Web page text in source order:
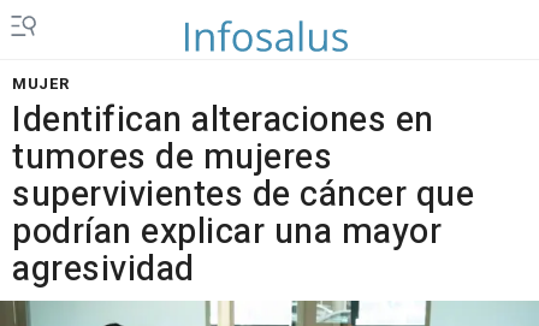
MUJER
Identifican alteraciones en
tumores de mujeres
supervivientes de cáncer que
podrían explicar una mayor
agresividad